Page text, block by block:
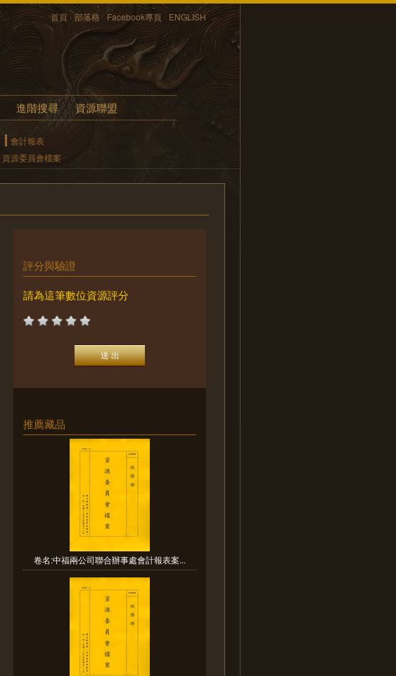
首頁 部落格 Facebook專頁 ENGLISH
進階搜尋 資源聯盟
會計報表
資源委員會檔案
評分與驗證
請為這筆數位資源評分
推薦藏品
卷名:中福兩公司聯合辦事處會計報表案...